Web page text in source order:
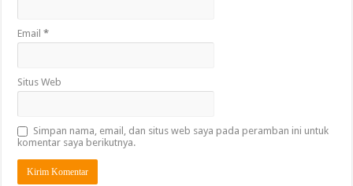
Email*
Situs Web
Simpan nama, email, dan situs web saya pada peramban ini untuk
komentar saya berikutnya.